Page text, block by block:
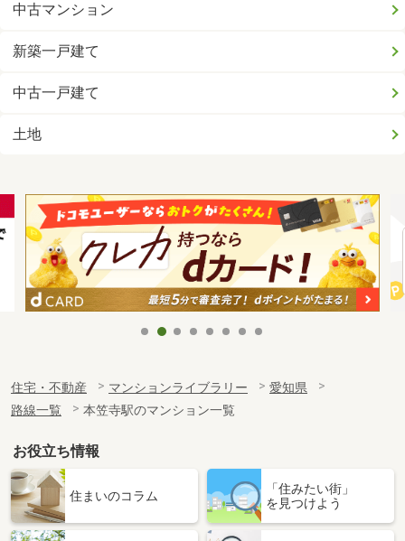
中古マンション
新築一戸建て
中古一戸建て
土地
住宅・不動産 マンションライブラリー
愛知県
路線一覧
本笠寺駅のマンション一覧
お役立ち情報
住まいのコラム
「住みたい街」
を見つけよう